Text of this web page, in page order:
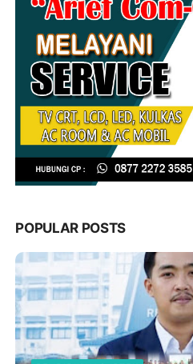
POPULAR POSTS